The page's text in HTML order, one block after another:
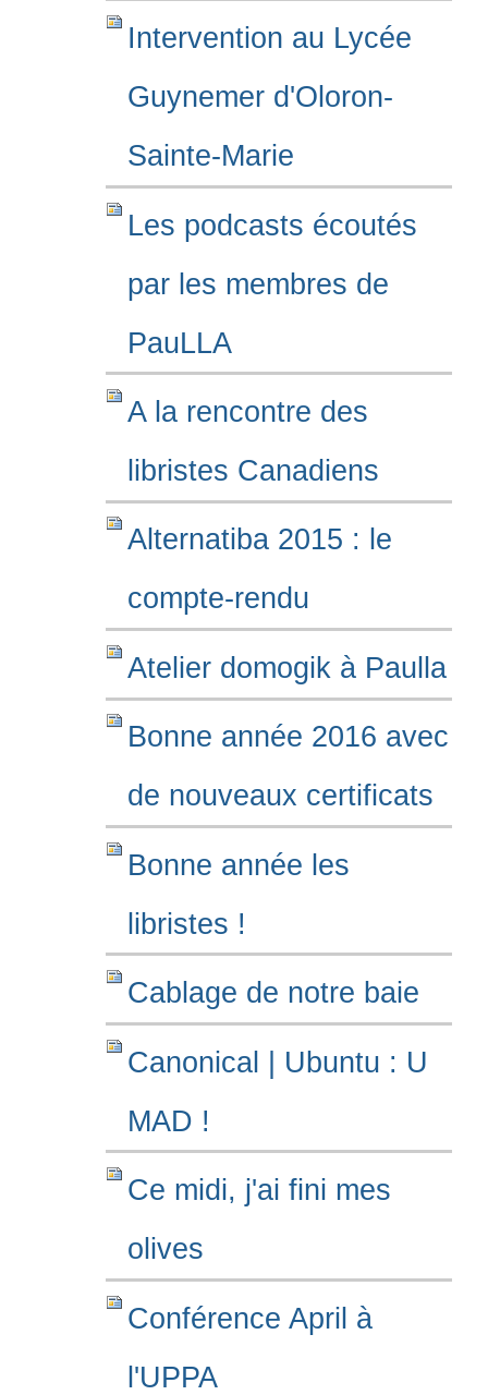
Intervention au Lycée
Guynemer d'Oloron-
Sainte-Marie
Les podcasts écoutés
par les membres de
PauLLA
A la rencontre des
libristes Canadiens
Alternatiba 2015 : le
compte-rendu
Atelier domogik à Paulla
Bonne année 2016 avec
de nouveaux certificats
Bonne année les
libristes !
Cablage de notre baie
Canonical | Ubuntu : U
MAD !
Ce midi, j'ai fini mes
olives
Conférence April à
l'UPPA